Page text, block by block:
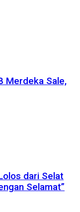
Merdeka Sale,
dari Selat
Selamat”